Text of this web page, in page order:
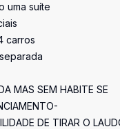
uma suíte
carros
MAS SEM HABITE SE
DE TIRAR O